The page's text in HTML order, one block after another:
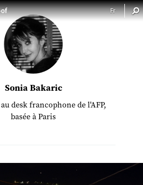
Sonia Bakaric
desk francophone de l'AFP,
basée à Paris